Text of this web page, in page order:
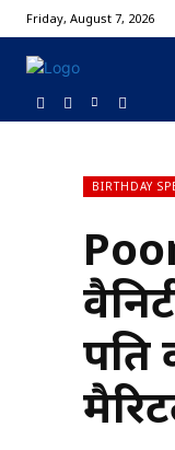
Friday, August 7, 2026
BIRTHDAY
पति